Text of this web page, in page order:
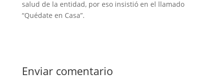
salud de la entidad, por eso insistió en el llamado
“Quédate en Casa”.
Enviar comentario